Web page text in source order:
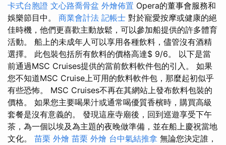
卡式台胞證 文心路喬骨盆 外燴佈置 Opera的董事會服務和
娛樂節目中。 商業會計法 記帳士 對於寵愛按摩或健康的絕
佳時機，他們更喜歡主動放鬆，可以參加船提供的許多體育
活動。 船上的未成年人可以享用各種飲料，儘管沒有酒精
選擇。 此包裝包括所有飲料的價格高達$ 9/6。 以下是當
前通過MSC Cruises提供的當前飲料軟件包的引入。 如果
您不知道MSC Cruise上可用的飲料軟件包，那麼起初似乎
有些恐怖。 MSC Cruises不再在其網站上發布飲料包裝的
價格。 如果您主要喝果汁或通常喝優質香檳時，購買高級
套餐是沒有意義的。 發現這座寺廟後，回到巡遊享受下午
茶，為一個以埃及為主題的夜晚做準備，並在船上慶祝當地
文化。 苗栗 外燴 苗栗 外燴 台中氣結推拿 無論您決定誰，